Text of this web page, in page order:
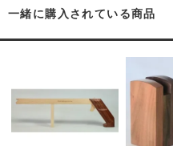
一緒に購入されている商品